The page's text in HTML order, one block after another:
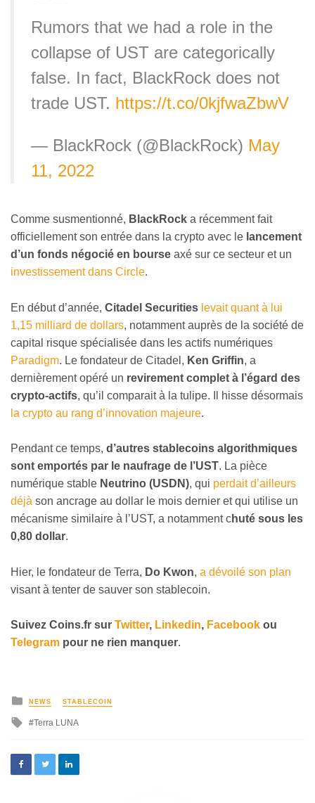
Rumors that we had a role in the
collapse of UST are categorically
false. In fact, BlackRock does not
trade UST. https://t.co/0kjfwaZbwV
— BlackRock (@BlackRock) May
11, 2022
Comme susmentionné, BlackRock a récemment fait
officiellement son entrée dans la crypto avec le lancement
d’un fonds négocié en bourse axé sur ce secteur et un
investissement dans Circle.
En début d’année, Citadel Securities levait quant à lui
1,15 milliard de dollars, notamment auprès de la société de
capital risque spécialisée dans les actifs numériques
Paradigm. Le fondateur de Citadel, Ken Griffin, a
dernièrement opéré un revirement complet à l’égard des
crypto-actifs, qu’il comparait à la tulipe. Il hisse désormais
la crypto au rang d’innovation majeure.
Pendant ce temps, d’autres stablecoins algorithmiques
sont emportés par le naufrage de l’UST. La pièce
numérique stable Neutrino (USDN), qui perdait d’ailleurs
déjà son ancrage au dollar le mois dernier et qui utilise un
mécanisme similaire à l’UST, a notamment chuté sous les
0,80 dollar.
Hier, le fondateur de Terra, Do Kwon, a dévoilé son plan
visant à tenter de sauver son stablecoin.
Suivez Coins.fr sur Twitter, Linkedin, Facebook ou
Telegram pour ne rien manquer.
NEWS STABLECOIN
Terra LUNA